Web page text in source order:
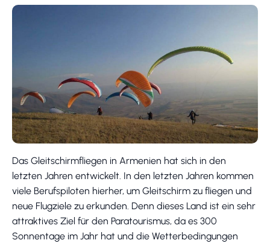
Das Gleitschirmfliegen in Armenien hat sich in den
letzten Jahren entwickelt. In den letzten Jahren kommen
viele Berufspiloten hierher, um Gleitschirm zu fliegen und
neue Flugziele zu erkunden. Denn dieses Land ist ein sehr
attraktives Ziel für den Paratourismus, da es 300
Sonnentage im Jahr hat und die Wetterbedingungen